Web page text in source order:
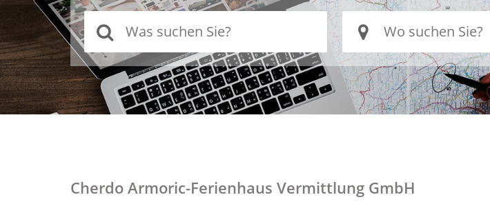
Cherdo Armoric-Ferienhaus Vermittlung GmbH